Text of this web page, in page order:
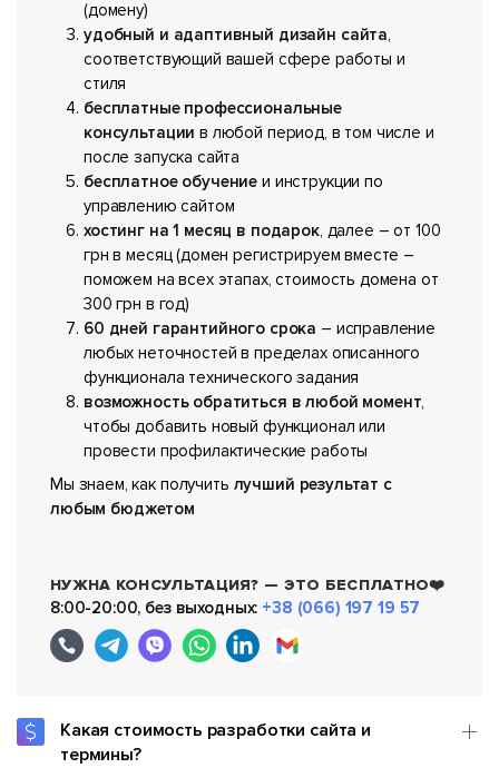
(домену)
удобный и адаптивный дизайн сайта,
соответствующий вашей сфере работы и
стиля
бесплатные профессиональные
консультации в любой период, в том числе и
после запуска сайта
бесплатное обучение и инструкции по
управлению сайтом
хостинг на 1 месяц в подарок, далее – от 100
грн в месяц (домен регистрируем вместе –
поможем на всех этапах, стоимость домена от
300 грн в год)
60 дней гарантийного срока – исправление
любых неточностей в пределах описанного
функционала технического задания
возможность обратиться в любой момент,
чтобы добавить новый функционал или
провести профилактические работы
Мы знаем, как получить лучший результат с
любым бюджетом
НУЖНА КОНСУЛЬТАЦИЯ? — ЭТО БЕСПЛАТНО❤️
8:00-20:00, без выходных: +38 (066) 197 19 57
Какая стоимость разработки сайта и
термины?